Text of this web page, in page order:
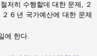
저히 수행할데 대한 문제, ２
６년 국가예산에 대한 문제
에 한다.